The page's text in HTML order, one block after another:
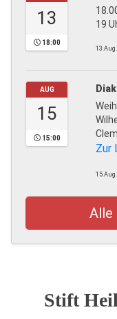
13
18:00
19
AUG
15
15:00
Zur
Alle
Stift